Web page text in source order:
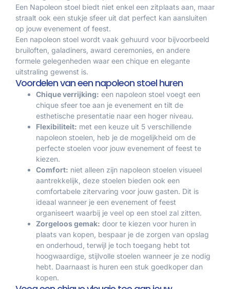
Een Napoleon stoel biedt niet enkel een zitplaats aan, maar
straalt ook een stukje sfeer uit dat perfect kan aansluiten
op jouw evenement of feest.
Een napoleon stoel wordt vaak gehuurd voor bijvoorbeeld
bruiloften, galadiners, award ceremonies, en andere
formele gelegenheden waar een chique en elegante
uitstraling gewenst is.
Voordelen van een napoleon stoel huren
Chique verrijking: een napoleon stoel voegt een
chique sfeer toe aan je evenement en tilt de
esthetische presentatie naar een hoger niveau.
Flexibiliteit: met een keuze uit 5 verschillende
napoleon stoelen, heb je de mogelijkheid om de
perfecte stoelen voor jouw evenement of feest te
kiezen.
Comfort: niet alleen zijn napoleon stoelen visueel
aantrekkelijk, deze stoelen bieden ook een
comfortabele zitervaring voor jouw gasten. Dit is
ideaal wanneer je een evenement of feest
organiseert waarbij je veel op een stoel zal zitten.
Zorgeloos gemak: door te kiezen voor huren in
plaats van kopen, bespaar je de zorgen van opslag
en onderhoud, terwijl je toch toegang hebt tot
hoogwaardige, stijlvolle stoelen wanneer je ze nodig
hebt. Daarnaast is huren een stuk goedkoper dan
kopen.